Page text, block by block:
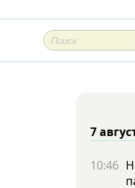
7
10:46